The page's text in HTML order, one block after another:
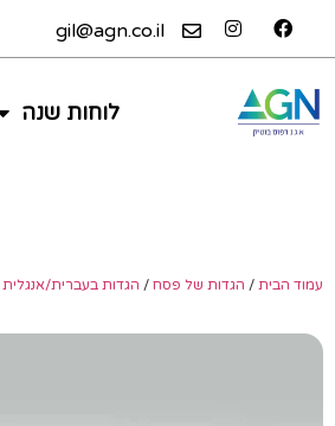
gil@agn.co.il
לוחות שנה
עמוד הבית / הגדות של פסח / הגדות בעברית/אנגלית